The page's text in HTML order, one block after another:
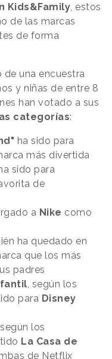
Kids&Family, estos
de las marcas
de forma
de una encuestra
y niñas de entre 8
han votado a sus
categorías:
ha sido para
más divertida
sido para
de
a Nike como
ha quedado en
que los más
padres
, según los
para Disney
los
La Casa de
de Netflix